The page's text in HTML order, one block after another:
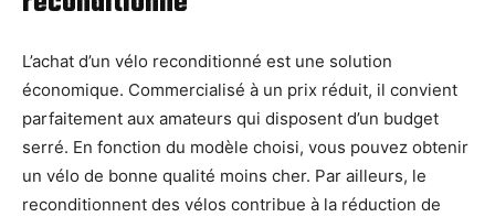
L’achat d’un vélo reconditionné est une solution
économique. Commercialisé à un prix réduit, il convient
parfaitement aux amateurs qui disposent d’un budget
serré. En fonction du modèle choisi, vous pouvez obtenir
un vélo de bonne qualité moins cher. Par ailleurs, le
reconditionnent des vélos contribue à la réduction de